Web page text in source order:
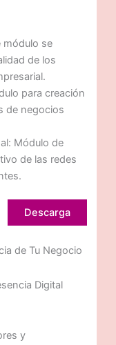
módulo se
de los
para creación
de negocios
Módulo de
de las redes
Descarga
de Tu Negocio
Digital
y